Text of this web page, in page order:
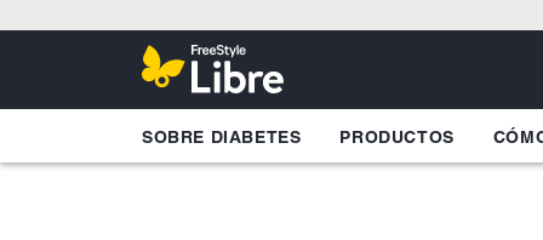
SOBRE DIABETES PRODUCTOS